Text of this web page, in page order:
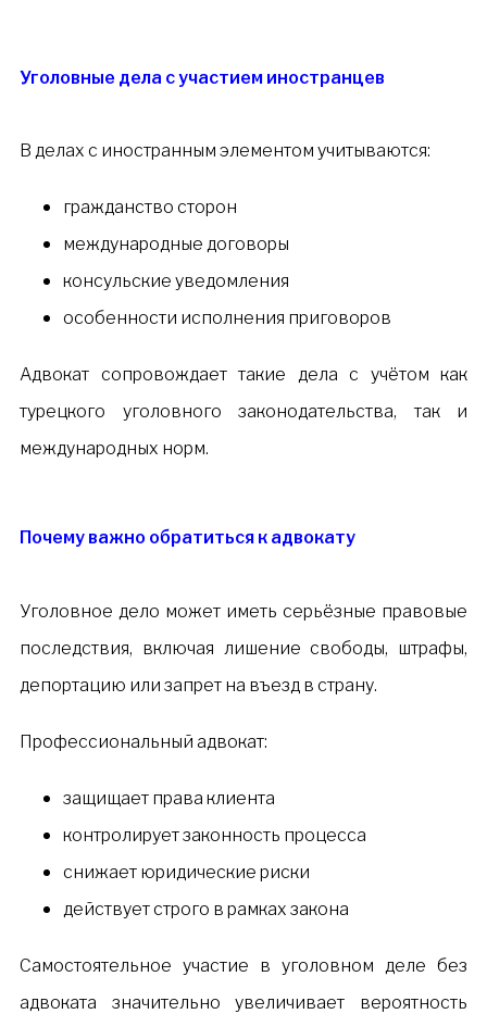
Уголовные дела с участием иностранцев
В делах с иностранным элементом учитываются:
гражданство сторон
международные договоры
консульские уведомления
особенности исполнения приговоров
Адвокат сопровождает такие дела с учётом как
турецкого уголовного законодательства, так и
международных норм.
Почему важно обратиться к адвокату
Уголовное дело может иметь серьёзные правовые
последствия, включая лишение свободы, штрафы,
депортацию или запрет на въезд в страну.
Профессиональный адвокат:
защищает права клиента
контролирует законность процесса
снижает юридические риски
действует строго в рамках закона
Самостоятельное участие в уголовном деле без
адвоката значительно увеличивает вероятность